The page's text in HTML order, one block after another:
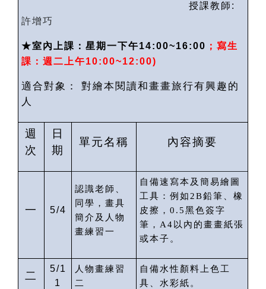
授課教師 :
許增巧
★室內上課：星期一下午14:00~16:00 ；寫生
課：週二上午10:00~12:00)
適合對象：
對繪本閱讀和畫畫旅行有興趣的
人
週
次
日
期
單元名稱 內容摘要
一 5/4
認識老師、
同學，畫具
簡介及人物
畫練習一
自備速寫本及簡易繪圖
工具：例如2B鉛筆、橡
皮擦， 0.5黑色簽字
筆， A4以內的畫畫紙張
或本子。
二
5/1
1
人物畫練習
二
自備水性顏料上色工
具、水彩紙。